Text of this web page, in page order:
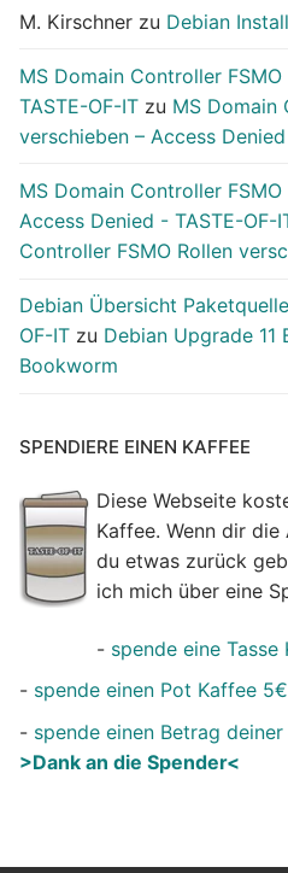
M. Kirschner zu Debian
MS Domain Controller
TASTE-OF-IT zu MS Domain
verschieben – Access Denied
MS Domain Controller
Access Denied - TASTE-OF-
Controller FSMO Rollen
Debian Übersicht
OF-IT zu Debian Upgrade 11
Bookworm
SPENDIERE EINEN KAFFEE
Diese Webseite
Kaffee. Wenn dir
du etwas zurück
ich mich über eine
- spende eine Tasse
- spende einen Pot Kaffee 5€
- spende einen Betrag deiner
>Dank an die Spender<